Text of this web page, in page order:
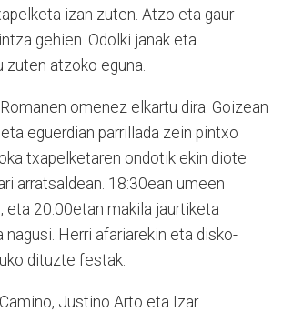
izan zuten. Atzo eta gaur
gehien. Odolki janak eta
zuten atzoko eguna.
Romanen omenez elkartu dira. Goizean
eguerdian parrillada zein pintxo
txapelketaren ondotik ekin diote
arratsaldean. 18:30ean umeen
eta 20:00etan makila jaurtiketa
nagusi. Herri afariarekin eta disko-
dituzte festak.
Justino Arto eta Izar